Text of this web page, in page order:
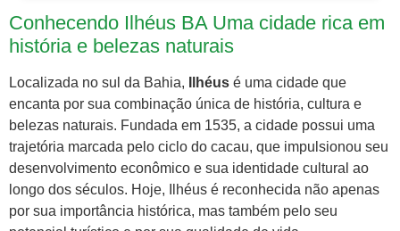
Conhecendo Ilhéus BA Uma cidade rica em
história e belezas naturais
Localizada no sul da Bahia, Ilhéus é uma cidade que
encanta por sua combinação única de história, cultura e
belezas naturais. Fundada em 1535, a cidade possui uma
trajetória marcada pelo ciclo do cacau, que impulsionou seu
desenvolvimento econômico e sua identidade cultural ao
longo dos séculos. Hoje, Ilhéus é reconhecida não apenas
por sua importância histórica, mas também pelo seu